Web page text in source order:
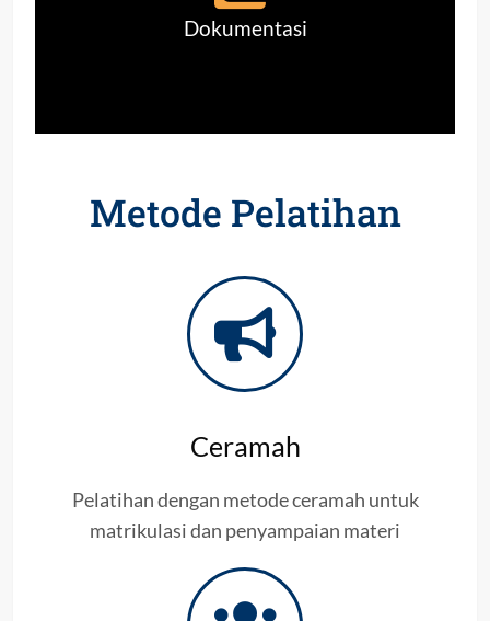
Dokumentasi
Metode Pelatihan
Ceramah
Pelatihan dengan metode ceramah untuk
matrikulasi dan penyampaian materi